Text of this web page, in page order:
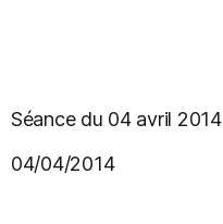
Séance du 04 avril 2014
04/04/2014